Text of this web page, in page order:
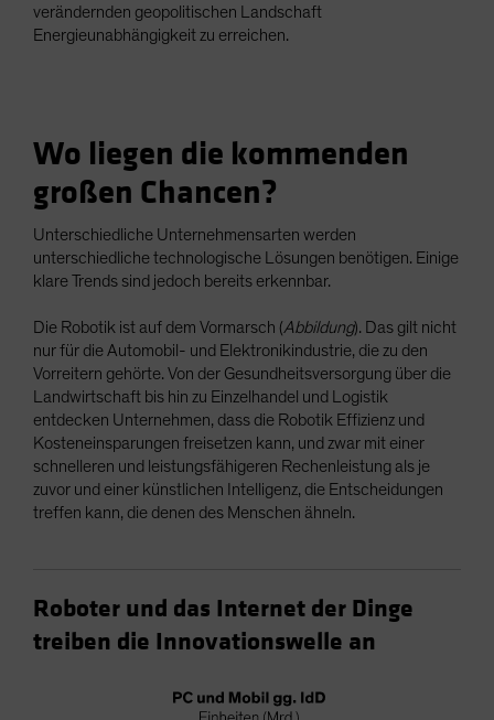
verändernden geopolitischen Landschaft
Energieunabhängigkeit zu erreichen.
Wo liegen die kommenden
großen Chancen?
Unterschiedliche Unternehmensarten werden
unterschiedliche technologische Lösungen benötigen. Einige
klare Trends sind jedoch bereits erkennbar.
Die Robotik ist auf dem Vormarsch (Abbildung). Das gilt nicht
nur für die Automobil- und Elektronikindustrie, die zu den
Vorreitern gehörte. Von der Gesundheitsversorgung über die
Landwirtschaft bis hin zu Einzelhandel und Logistik
entdecken Unternehmen, dass die Robotik Effizienz und
Kosteneinsparungen freisetzen kann, und zwar mit einer
schnelleren und leistungsfähigeren Rechenleistung als je
zuvor und einer künstlichen Intelligenz, die Entscheidungen
treffen kann, die denen des Menschen ähneln.
Roboter und das Internet der Dinge
treiben die Innovationswelle an